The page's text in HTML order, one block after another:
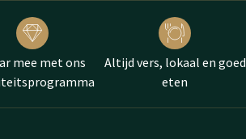
mee met ons
Altijd vers, lokaal en goed
eten